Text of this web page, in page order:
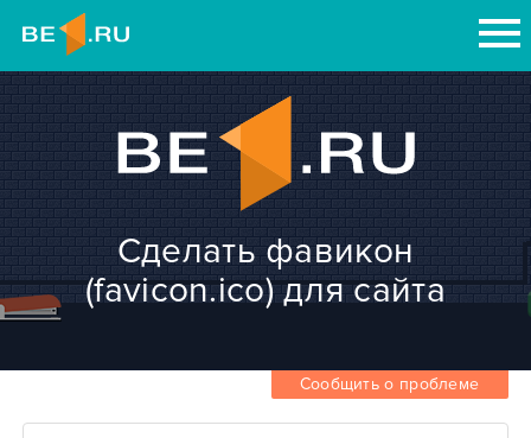
Сделать фавикон
(favicon.ico) для сайта
Сообщить о проблеме